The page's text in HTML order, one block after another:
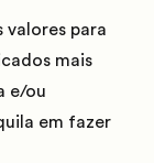
valores para
mais
e/ou
em fazer